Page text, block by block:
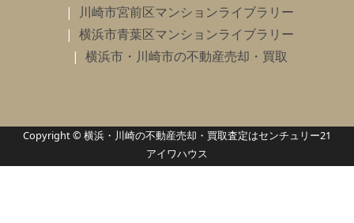
川崎市宮前区マンションライブラリー
横浜市青葉区マンションライブラリー
横浜市・川崎市の不動産売却・買取
Copyright © 横浜・川崎の不動産売却・買取査定はセンチュリー21
アイワハウス